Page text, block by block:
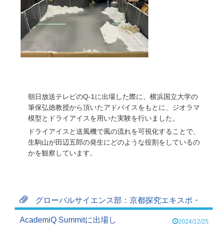
朝日放送テレビのQ-1に出場した際に、横浜国立大学の
筆保弘徳教授から頂いたアドバイスをもとに、ジオラマ
模型とドライアイスを用いた実験を行いました。
ドライアイスと送風機で風の流れを可視化することで、
生駒山が田辺五郎の発生にどのような役割をしているの
かを観察しています。
グローバルサイエンス部：京都探究エキスポ・
AcademiQ Summitに出場し 2024/12/25